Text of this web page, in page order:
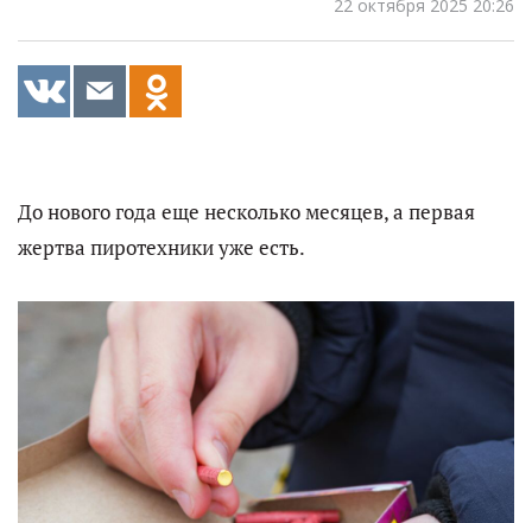
22 октября 2025 20:26
До нового года еще несколько месяцев, а первая
жертва пиротехники уже есть.